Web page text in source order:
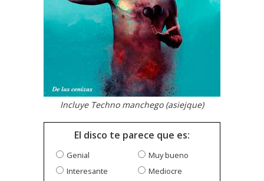
Incluye Techno manchego (asiejque)
El disco te parece que es:
Genial
Muy bueno
Interesante
Mediocre